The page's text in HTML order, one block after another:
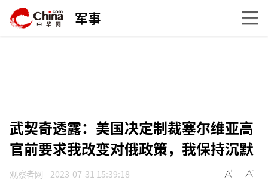
军事
武契奇透露：美国决定制裁塞尔维亚高
官前要求我改变对俄政策，我保持沉默
观察者网 2023-07-31 15:39:18